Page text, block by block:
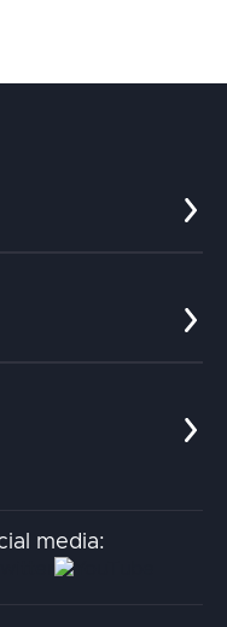
media: